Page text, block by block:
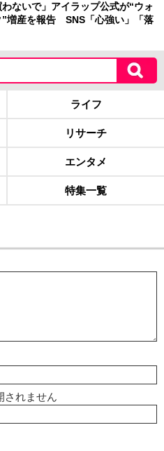
わないで」アイラップ公式が“ウォ
”増産を報告 SNS「心強い」「落
ライフ
リサーチ
エンタメ
特集一覧
されません